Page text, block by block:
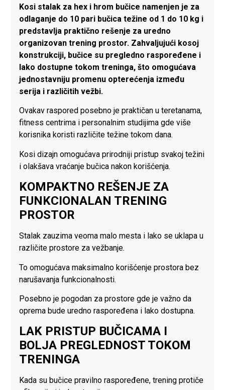
Kosi stalak za hex i hrom bučice namenjen je za
odlaganje do 10 pari bučica težine od 1 do 10 kg i
predstavlja praktično rešenje za uredno
organizovan trening prostor. Zahvaljujući kosoj
konstrukciji, bučice su pregledno raspoređene i
lako dostupne tokom treninga, što omogućava
jednostavniju promenu opterećenja između
serija i različitih vežbi.
Ovakav raspored posebno je praktičan u teretanama,
fitness centrima i personalnim studijima gde više
korisnika koristi različite težine tokom dana.
Kosi dizajn omogućava prirodniji pristup svakoj težini
i olakšava vraćanje bučica nakon korišćenja.
KOMPAKTNO REŠENJE ZA
FUNKCIONALAN TRENING
PROSTOR
Stalak zauzima veoma malo mesta i lako se uklapa u
različite prostore za vežbanje.
To omogućava maksimalno korišćenje prostora bez
narušavanja funkcionalnosti.
Posebno je pogodan za prostore gde je važno da
oprema bude uredno raspoređena i lako dostupna.
LAK PRISTUP BUČICAMA I
BOLJA PREGLEDNOST TOKOM
TRENINGA
Kada su bučice pravilno raspoređene, trening protiče